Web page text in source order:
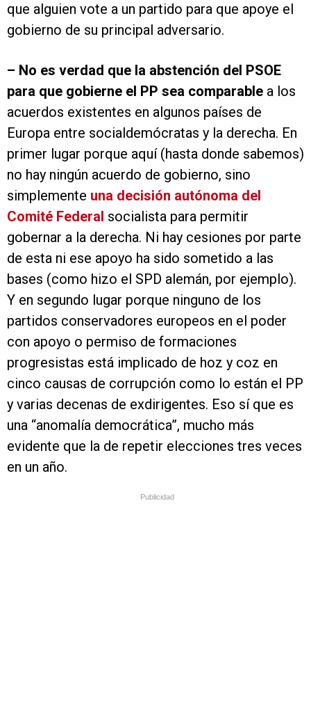
que alguien vote a un partido para que apoye el
gobierno de su principal adversario.
– No es verdad que la abstención del PSOE
para que gobierne el PP sea comparable a los
acuerdos existentes en algunos países de
Europa entre socialdemócratas y la derecha. En
primer lugar porque aquí (hasta donde sabemos)
no hay ningún acuerdo de gobierno, sino
simplemente una decisión autónoma del
Comité Federal socialista para permitir
gobernar a la derecha. Ni hay cesiones por parte
de esta ni ese apoyo ha sido sometido a las
bases (como hizo el SPD alemán, por ejemplo).
Y en segundo lugar porque ninguno de los
partidos conservadores europeos en el poder
con apoyo o permiso de formaciones
progresistas está implicado de hoz y coz en
cinco causas de corrupción como lo están el PP
y varias decenas de exdirigentes. Eso sí que es
una “anomalía democrática”, mucho más
evidente que la de repetir elecciones tres veces
en un año.
Publicidad